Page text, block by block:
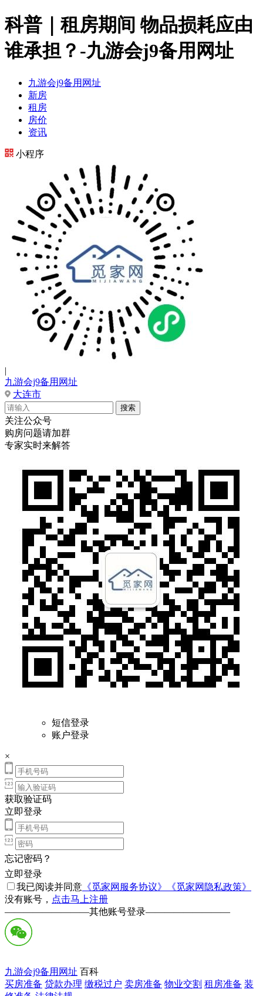
科普｜租房期间 物品损耗应由
谁承担？-九游会j9备用网址
九游会j9备用网址
新房
租房
房价
资讯
小程序
|
九游会j9备用网址
大连市
关注公众号
购房问题请加群
专家实时来解答
短信登录
账户登录
×
获取验证码
立即登录
忘记密码？
立即登录
我已阅读并同意 《觅家网服务协议》
《觅家网隐私政策》
没有账号， 点击马上注册
—————————其他账号登录—————————
九游会j9备用网址 百科
买房准备 贷款办理 缴税过户 卖房准备 物业交割 租房准备 装